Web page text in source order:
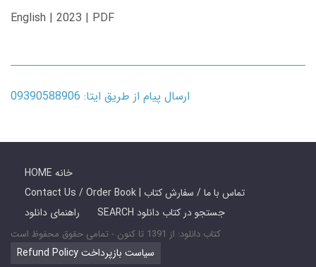
English | 2023 | PDF
ارسال پیام از طریق ایتا: 09390588906
HOME خانه
Contact Us / Order Book | تماس با ما / سفارش کتاب
راهنمای دانلود
SEARCH جستجو در کتاب دانلود
کتاب دانلود: از 1391 تا کنون - تمامی حقوق محفوظ است
Refund Policy سیاست بازپرداخت